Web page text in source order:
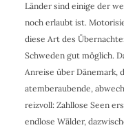
Länder sind einige der
noch erlaubt ist.
diese Art des
Schweden gut möglich.
Anreise über Dänemark,
atemberaubende,
reizvoll: Zahllose Seen
endlose Wälder,